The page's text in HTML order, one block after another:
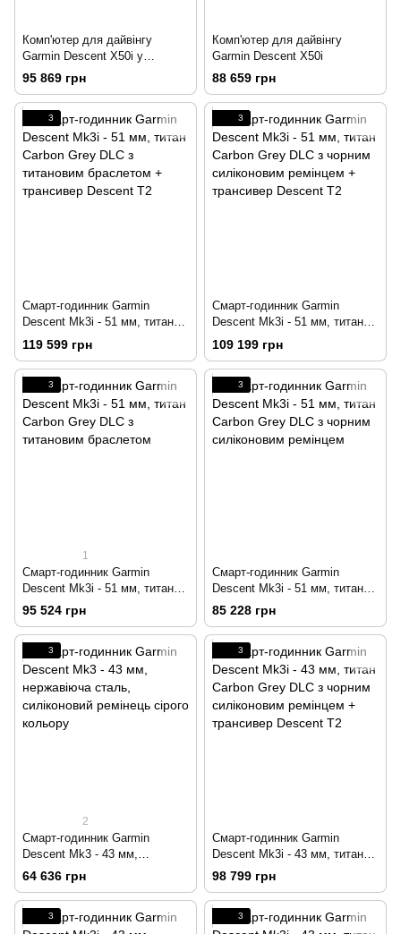
Комп'ютер для дайвінгу
Garmin Descent X50i у
комплекті з трансивером
Descent T2
95 869 грн
Комп'ютер для дайвінгу
Garmin Descent X50i
88 659 грн
3
Смарт-годинник Garmin
Descent Mk3i - 51 мм, титан
Carbon Grey DLC з титановим
браслетом + трансивер
Descent T2
119 599 грн
3
Смарт-годинник Garmin
Descent Mk3i - 51 мм, титан
Carbon Grey DLC з чорним
силіконовим ремінцем +
трансивер Descent T2
109 199 грн
3
1
Смарт-годинник Garmin
Descent Mk3i - 51 мм, титан
Carbon Grey DLC з титановим
браслетом
95 524 грн
3
Смарт-годинник Garmin
Descent Mk3i - 51 мм, титан
Carbon Grey DLC з чорним
силіконовим ремінцем
85 228 грн
3
2
Смарт-годинник Garmin
Descent Mk3 - 43 мм,
нержавіюча сталь,
силіконовий ремінець сірого
кольору
64 636 грн
3
Смарт-годинник Garmin
Descent Mk3i - 43 мм, титан
Carbon Grey DLC з чорним
силіконовим ремінцем +
трансивер Descent T2
98 799 грн
3 3